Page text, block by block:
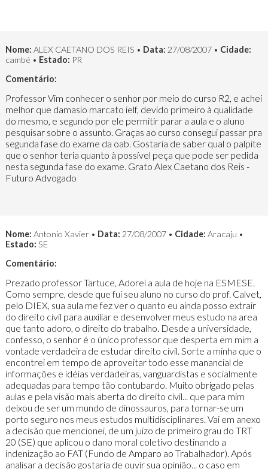
Nome: ALEX CAETANO DOS REIS • Data: 27/08/2007 • Cidade:
cambé • Estado: PR
Comentário:
Professor Vim conhecer o senhor por meio do curso R2, e achei
melhor que damasio marcato ielf, devido primeiro à qualidade
do mesmo, e segundo por ele permitir parar a aula e o aluno
pesquisar sobre o assunto. Graças ao curso consegui passar pra
segunda fase do exame da oab. Gostaria de saber qual o palpite
que o senhor teria quanto à possível peça que pode ser pedida
nesta segunda fase do exame. Grato Alex Caetano dos Reis -
Futuro Advogado
Nome: Antonio Xavier • Data: 27/08/2007 • Cidade: Aracaju •
Estado: SE
Comentário:
Prezado professor Tartuce, Adorei a aula de hoje na ESMESE.
Como sempre, desde que fui seu aluno no curso do prof. Calvet,
pelo DIEX, sua aula me fez ver o quanto eu ainda posso extrair
do direito civil para auxiliar e desenvolver meus estudo na area
que tanto adoro, o direito do trabalho. Desde a universidade,
confesso, o senhor é o único professor que desperta em mim a
vontade verdadeira de estudar direito civil. Sorte a minha que o
encontrei em tempo de aproveitar todo esse manancial de
informações e idéias verdadeiras, vanguardistas e socialmente
adequadas para tempo tão contubardo. Muito obrigado pelas
aulas e pela visão mais aberta do direito civil... que para mim
deixou de ser um mundo de dinossauros, para tornar-se um
porto seguro nos meus estudos multidisciplinares. Vai em anexo
a decisão que mencionei, de um juizo de primeiro grau do TRT
20 (SE) que aplicou o dano moral coletivo destinando a
indenização ao FAT (Fundo de Amparo ao Trabalhador). Após
analisar a decisão gostaria de ouvir sua opinião... o caso em